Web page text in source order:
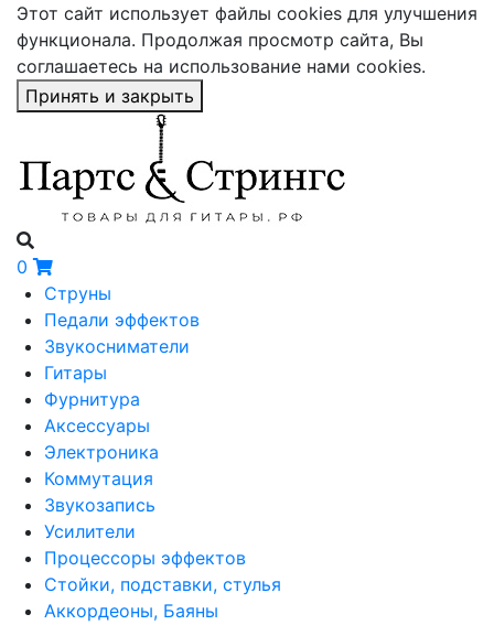
Этот сайт использует файлы cookies для улучшения
функционала. Продолжая просмотр сайта, Вы
соглашаетесь на использование нами cookies.
Принять и закрыть
0
Струны
Педали эффектов
Звукосниматели
Гитары
Фурнитура
Аксессуары
Электроника
Коммутация
Звукозапись
Усилители
Процессоры эффектов
Стойки, подставки, стулья
Аккордеоны, Баяны